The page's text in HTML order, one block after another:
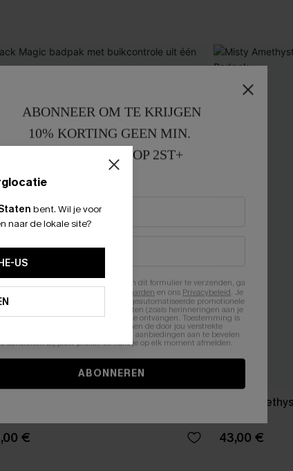
€
Misty
43,00 €
bent. Wil je voor
naar de lokale site?
US
ABONNEER OM TE KRIJGEN
10% KORTING GEEN MIN.
15% KORTING OP 2ST+
Door je contactgegevens in te vullen en dit formulier te verzenden, ga
Algemene Voorwaarden en ons Privacybeleid. Je
er tevens mee in om herhaalde geautomatiseerde promotionele
en gepersonaliseerde marketingberichten (zoals herinneringen aan je
en e-mails van Cupshe te ontvangen. Toestemming is
niet vereist voor een aankoop. We kunnen de door jou verstrekte
informatie gebruiken om producten en aanbiedingen aan te bevelen
aansluiten bij jouw profiel. Je kunt je op elk moment afmelden.
ABONNEREN